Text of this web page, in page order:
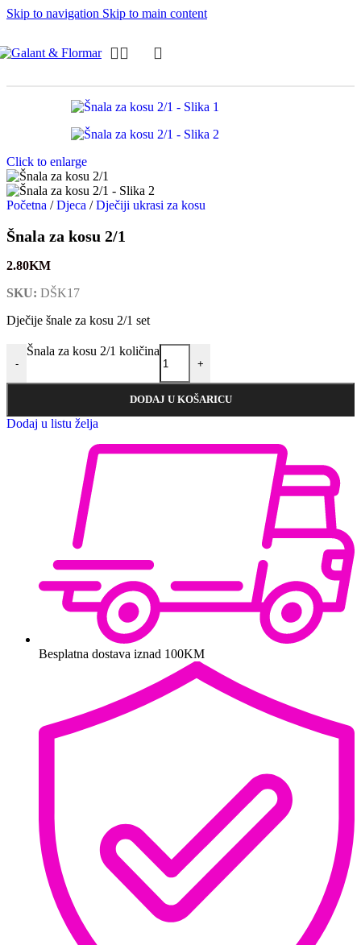
Skip to navigation Skip to main content
Click to enlarge
Početna / Djeca / Dječiji ukrasi za kosu
Šnala za kosu 2/1
2.80KM
SKU: DŠK17
Dječije šnale za kosu 2/1 set
-
Šnala za kosu 2/1 količina
+
DODAJ U KOŠARICU
Dodaj u listu želja
Besplatna dostava iznad 100KM